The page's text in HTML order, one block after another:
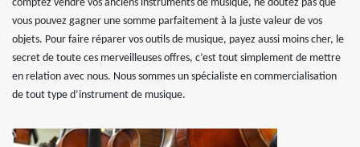
comptez vendre vos anciens instruments de musique, ne doutez pas que
vous pouvez gagner une somme parfaitement à la juste valeur de vos
objets. Pour faire réparer vos outils de musique, payez aussi moins cher, le
secret de toute ces merveilleuses offres, c’est tout simplement de mettre
en relation avec nous. Nous sommes un spécialiste en commercialisation
de tout type d’instrument de musique.